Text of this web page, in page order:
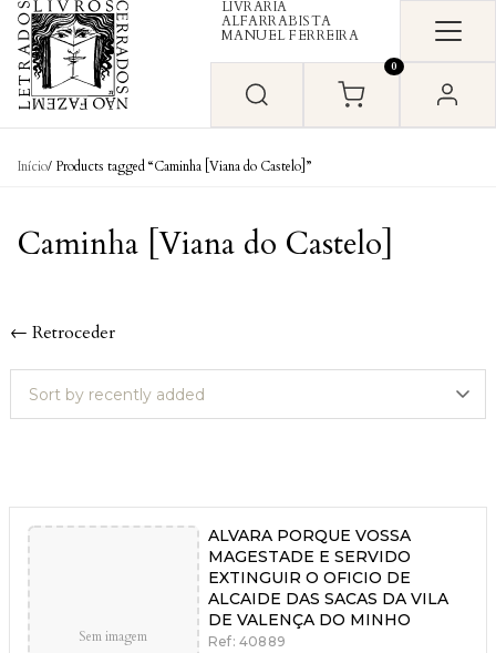
Skip to content
LIVRARIA
ALFARRABISTA
MANUEL FERREIRA
0
Início/ Products tagged “Caminha [Viana do Castelo]”
Caminha [Viana do Castelo]
← Retroceder
Sem imagem
ALVARA PORQUE VOSSA
MAGESTADE E SERVIDO
EXTINGUIR O OFICIO DE
ALCAIDE DAS SACAS DA VILA
DE VALENÇA DO MINHO
Ref: 40889